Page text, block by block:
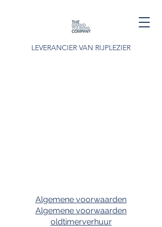
LEVERANCIER VAN RIJPLEZIER
Algemene voorwaarden
Algemene voorwaarden
oldtimerverhuur